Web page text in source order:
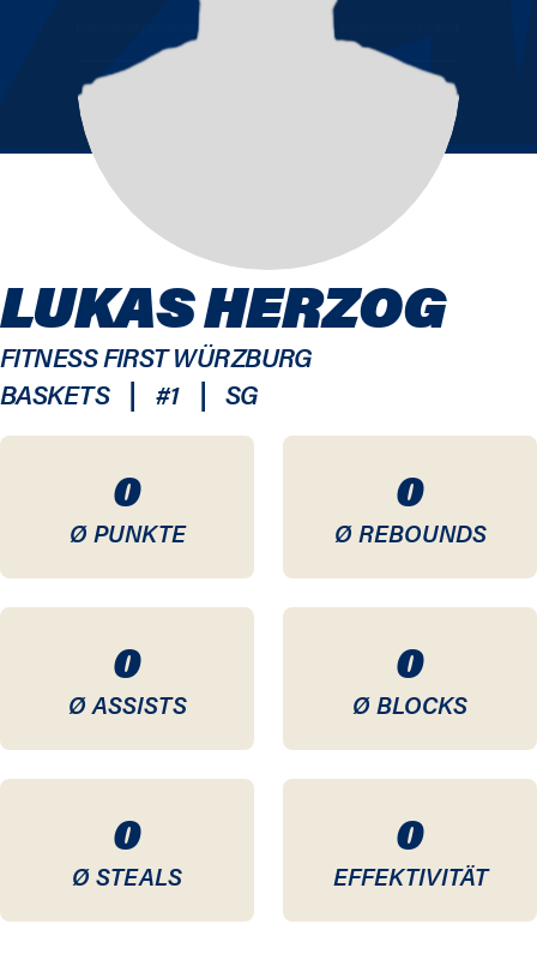
0
Ø PUNKTE
0
Ø REBOUNDS
0
Ø ASSISTS
0
Ø BLOCKS
0
Ø STEALS
0
EFFEKTIVITÄT
LUKAS HERZOG
FITNESS FIRST WÜRZBURG
BASKETS | #1 | SG